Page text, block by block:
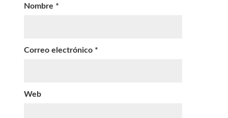
Nombre *
Correo electrónico *
Web